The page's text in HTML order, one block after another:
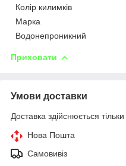
Колір килимків
Марка
Водонепроникний
Приховати
Умови доставки
Доставка здійснюється
Нова Пошта
Самовивіз